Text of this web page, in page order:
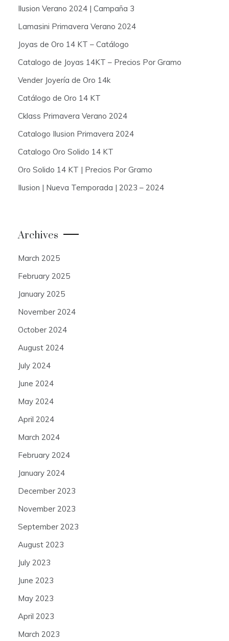
Ilusion Verano 2024 | Campaña 3
Lamasini Primavera Verano 2024
Joyas de Oro 14 KT – Catálogo
Catalogo de Joyas 14KT – Precios Por Gramo
Vender Joyería de Oro 14k
Catálogo de Oro 14 KT
Cklass Primavera Verano 2024
Catalogo Ilusion Primavera 2024
Catalogo Oro Solido 14 KT
Oro Solido 14 KT | Precios Por Gramo
Ilusion | Nueva Temporada | 2023 – 2024
Archives
March 2025
February 2025
January 2025
November 2024
October 2024
August 2024
July 2024
June 2024
May 2024
April 2024
March 2024
February 2024
January 2024
December 2023
November 2023
September 2023
August 2023
July 2023
June 2023
May 2023
April 2023
March 2023